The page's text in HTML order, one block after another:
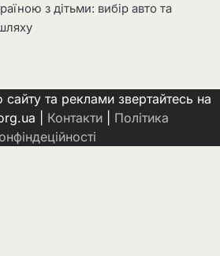
з дітьми: вибір авто та
та реклами звертайтесь на
| Контакти| Політика